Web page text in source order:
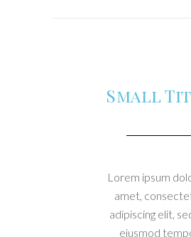
Small
Lorem ipsum
amet,
adipiscing elit,
eiusmod